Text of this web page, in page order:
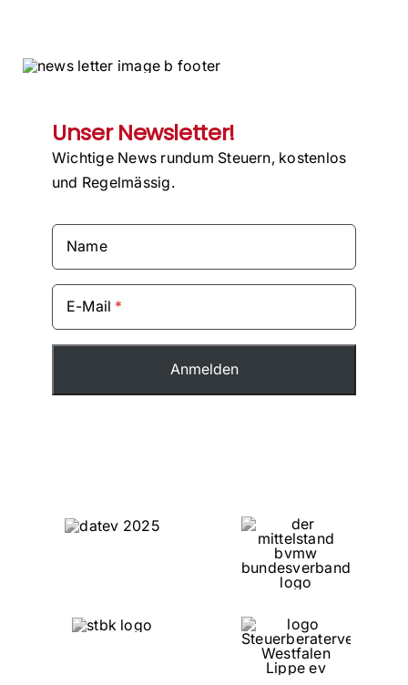
Unser Newsletter!
Wichtige News rundum Steuern, kostenlos
und Regelmässig.
Name
E-Mail